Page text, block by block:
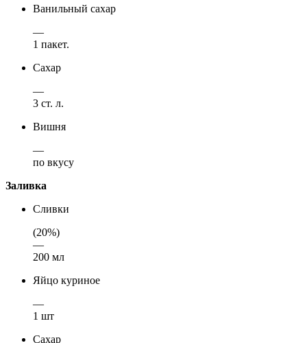
Ванильный сахар
—
1 пакет.
Сахар
—
3 ст. л.
Вишня
—
по вкусу
Заливка
Сливки
(20%)
—
200 мл
Яйцо куриное
—
1 шт
Сахар